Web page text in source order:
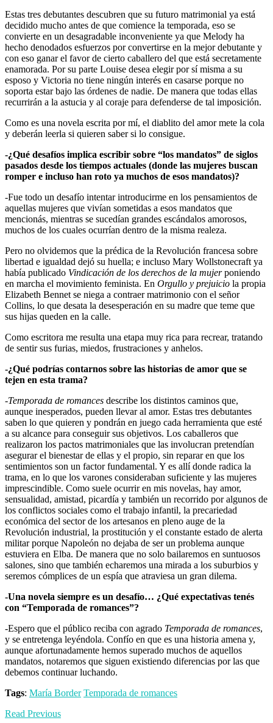
Estas tres debutantes descubren que su futuro matrimonial ya está
decidido mucho antes de que comience la temporada, eso se
convierte en un desagradable inconveniente ya que Melody ha
hecho denodados esfuerzos por convertirse en la mejor debutante y
con eso ganar el favor de cierto caballero del que está secretamente
enamorada. Por su parte Louise desea elegir por sí misma a su
esposo y Victoria no tiene ningún interés en casarse porque no
soporta estar bajo las órdenes de nadie. De manera que todas ellas
recurrirán a la astucia y al coraje para defenderse de tal imposición.
Como es una novela escrita por mí, el diablito del amor mete la cola
y deberán leerla si quieren saber si lo consigue.
-¿Qué desafíos implica escribir sobre “los mandatos” de siglos
pasados desde los tiempos actuales (donde las mujeres buscan
romper e incluso han roto ya muchos de esos mandatos)?
-Fue todo un desafío intentar introducirme en los pensamientos de
aquellas mujeres que vivían sometidas a esos mandatos que
mencionás, mientras se sucedían grandes escándalos amorosos,
muchos de los cuales ocurrían dentro de la misma realeza.
Pero no olvidemos que la prédica de la Revolución francesa sobre
libertad e igualdad dejó su huella; e incluso Mary Wollstonecraft ya
había publicado Vindicación de los derechos de la mujerponiendo
en marcha el movimiento feminista. En Orgullo y prejuicio la propia
Elizabeth Bennet se niega a contraer matrimonio con el señor
Collins, lo que desata la desesperación en su madre que teme que
sus hijas queden en la calle.
Como escritora me resulta una etapa muy rica para recrear, tratando
de sentir sus furias, miedos, frustraciones y anhelos.
-¿Qué podrías contarnos sobre las historias de amor que se
tejen en esta trama?
-Temporada de romances describe los distintos caminos que,
aunque inesperados, pueden llevar al amor. Estas tres debutantes
saben lo que quieren y pondrán en juego cada herramienta que esté
a su alcance para conseguir sus objetivos. Los caballeros que
realizaron los pactos matrimoniales que las involucran pretendían
asegurar el bienestar de ellas y el propio, sin reparar en que los
sentimientos son un factor fundamental. Y es allí donde radica la
trama, en lo que los varones consideraban suficiente y las mujeres
imprescindible. Como suele ocurrir en mis novelas, hay amor,
sensualidad, amistad, picardía y también un recorrido por algunos de
los conflictos sociales como el trabajo infantil, la precariedad
económica del sector de los artesanos en pleno auge de la
Revolución industrial, la prostitución y el constante estado de alerta
militar porque Napoleón no dejaba de ser un problema aunque
estuviera en Elba. De manera que no solo bailaremos en suntuosos
salones, sino que también echaremos una mirada a los suburbios y
seremos cómplices de un espía que atraviesa un gran dilema.
-Una novela siempre es un desafío… ¿Qué expectativas tenés
con “Temporada de romances”?
-Espero que el público reciba con agrado Temporada de romances,
y se entretenga leyéndola. Confío en que es una historia amena y,
aunque afortunadamente hemos superado muchos de aquellos
mandatos, notaremos que siguen existiendo diferencias por las que
debemos continuar luchando.
Tags: María Border Temporada de romances
Read Previous